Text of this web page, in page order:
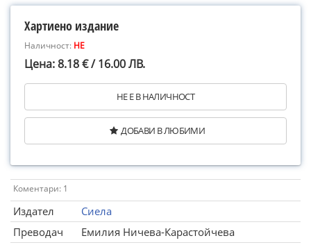
Хартиено издание
Наличност: НЕ
Цена: 8.18 € / 16.00 ЛВ.
НЕ Е В НАЛИЧНОСТ
ДОБАВИ В ЛЮБИМИ
Коментари: 1
Издател
Сиела
Преводач
Емилия Ничева-Карастойчева